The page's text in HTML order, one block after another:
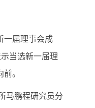
一届理事会成
当选新一届理
。
马鹏程研究员分